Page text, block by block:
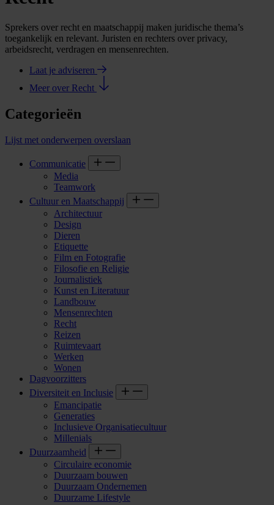
Sprekers over recht en maatschappij maken juridische thema’s
toegankelijk en relevant. Juristen en rechters over privacy,
arbeidsrecht, verdragen en mensenrechten.
Laat je adviseren
Meer over Recht
Categorieën
Lijst met onderwerpen overslaan
Communicatie
Media
Teamwork
Cultuur en Maatschappij
Architectuur
Design
Dieren
Etiquette
Film en Fotografie
Filosofie en Religie
Journalistiek
Kunst en Literatuur
Landbouw
Mensenrechten
Recht
Reizen
Ruimtevaart
Werken
Wonen
Dagvoorzitters
Diversiteit en Inclusie
Emancipatie
Generaties
Inclusieve Organisatiecultuur
Millenials
Duurzaamheid
Circulaire economie
Duurzaam bouwen
Duurzaam Ondernemen
Duurzame Lifestyle